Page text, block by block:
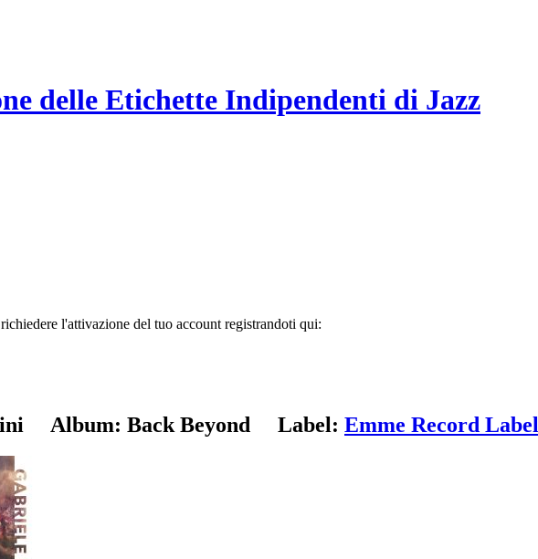
delle Etichette Indipendenti di Jazz
l'attivazione del tuo account registrandoti qui:
Album: Back Beyond Label: Emme Record Label